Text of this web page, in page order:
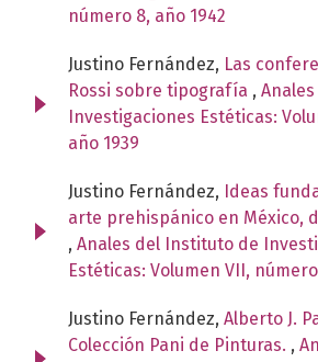
número 8, año 1942
Justino Fernández, Las
Rossi sobre tipografía ,
Investigaciones Estéticas:
año 1939
Justino Fernández, Ideas
arte prehispánico en México,
, Anales del Instituto de
Estéticas: Volumen VII,
Justino Fernández, Alberto J.
Colección Pani de Pinturas. ,